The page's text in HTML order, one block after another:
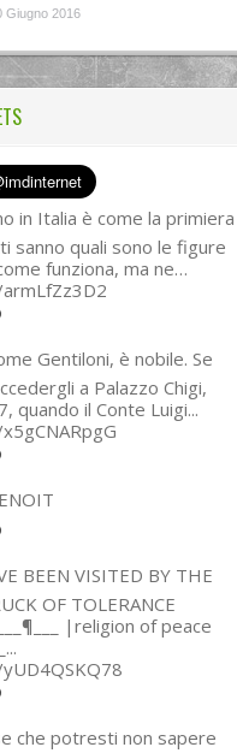
Giugno 2016
in Italia è come la primiera
sanno quali sono le figure
funziona, ma ne…
Gentiloni, è nobile. Se
a Palazzo Chigi,
quando il Conte Luigi...
BEEN VISITED BY THE
OF TOLERANCE
|religion of peace
che potresti non sapere